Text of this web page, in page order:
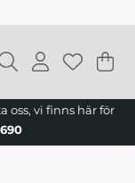
.
oss, vi finns här för